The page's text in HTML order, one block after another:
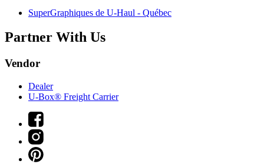
SuperGraphiques de U-Haul - Québec
Partner With Us
Vendor
Dealer
U-Box® Freight Carrier